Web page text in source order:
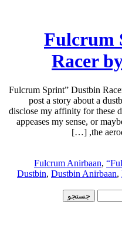
Racer
“Fulcrum Sprint” Dustbin
post a story about a
disclose my affinity for these
appeases my sense, or
the
,
Dustbin, Dustbin Anirbaan,